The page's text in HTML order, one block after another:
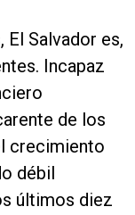
El Salvador es,
Incapaz
de los
crecimiento
débil
últimos diez